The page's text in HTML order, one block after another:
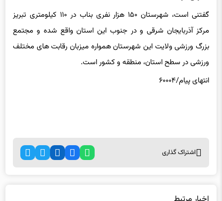
مرکز آذربایجان شرقی و در جنوب این استان واقع شده و مجتمع
بزرگ ورزشی ولایت این شهرستان همواره میزبان رقابت های مختلف
ورزشی در سطح استان، منطقه و کشور است.
انتهای پیام/۶۰۰۰۴